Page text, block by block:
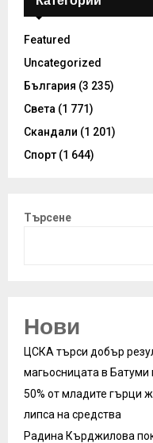
Featured
Uncategorized
България (3 235)
Света (1 771)
Скандали (1 201)
Спорт (1 644)
Търсене
Нови
ЦСКА търси добър
магьосницата в
50% от младите гърци
липса на средства
Радина Кърджилова